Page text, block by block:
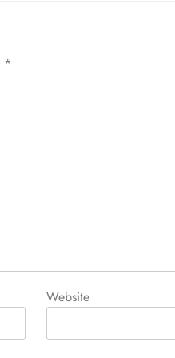
*
Website